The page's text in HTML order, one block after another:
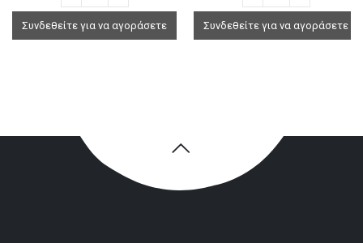
Συνδεθείτε για να αγοράσετε Συνδεθείτε για να αγοράσετε